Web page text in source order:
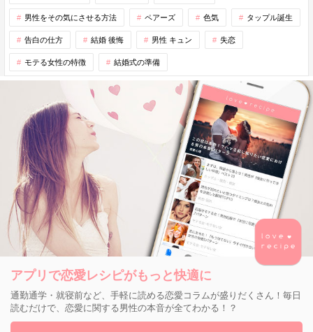
男性をその気にさせる方法 ペアーズ 色気 タップル誕生
告白の仕方 結婚 後悔 男性 キュン 失恋
モテる女性の特徴 結婚式の準備
アプリで恋愛レシピがもっと快適に
通勤通学・就寝前など、手軽に読める恋愛コラムが盛りだくさん！毎日
読むだけで、恋愛に関する男性の本音が全てわかる！？